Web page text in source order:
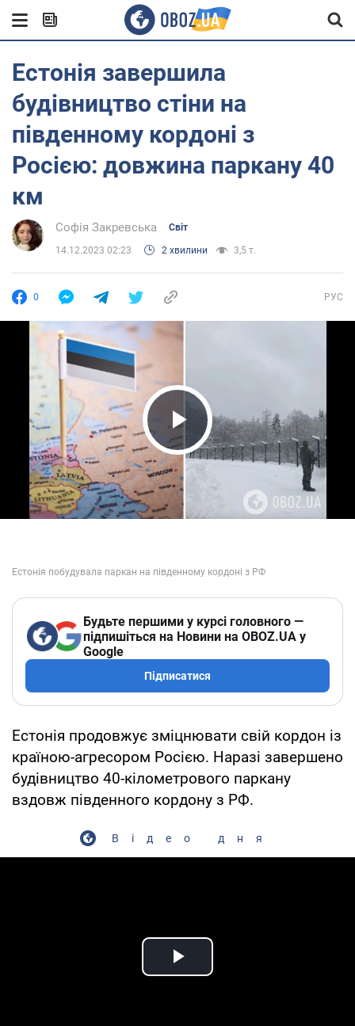
Естонія завершила
будівництво стіни на
південному кордоні з
Росією: довжина паркану 40
км
Софія Закревська Світ
14.12.2023 02:23 2 хвилини 3,5 т.
0 РУС
Play Video
Будьте першими у курсі головного —
підпишіться на Новини на OBOZ.UA у
Google
Підписатися
Естонія продовжує зміцнювати свій кордон із
країною-агресором Росією. Наразі завершено
будівництво 40-кілометрового паркану
вздовж південного кордону з РФ.
Відео дня
Play Video